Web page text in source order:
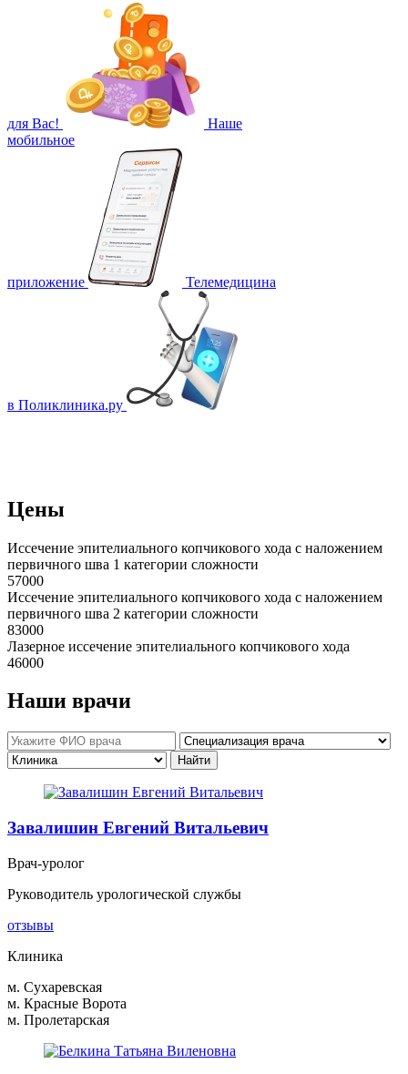
для Вас!
Наше
мобильное
приложение Телемедицина
в Поликлиника.ру
Цены
Иссечение эпителиального копчикового хода с наложением
первичного шва 1 категории сложности
57000
Иссечение эпителиального копчикового хода с наложением
первичного шва 2 категории сложности
83000
Лазерное иссечение эпителиального копчикового хода
46000
Наши врачи
Завалишин Евгений Витальевич
Врач-уролог
Руководитель урологической службы
отзывы
Клиника
м. Сухаревская
м. Красные Ворота
м. Пролетарская